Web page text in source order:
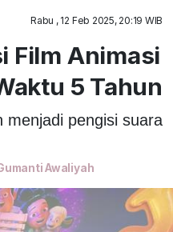
Rabu , 12 Feb 2025, 20:19 WIB
Film Animasi
5 Tahun
menjadi pengisi suara
Awaliyah